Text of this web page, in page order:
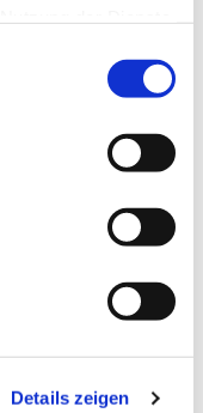
Details zeigen